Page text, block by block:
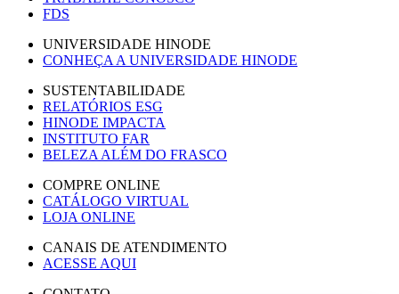
FDS
UNIVERSIDADE HINODE
CONHEÇA A UNIVERSIDADE HINODE
SUSTENTABILIDADE
RELATÓRIOS ESG
HINODE IMPACTA
INSTITUTO FAR
BELEZA ALÉM DO FRASCO
COMPRE ONLINE
CATÁLOGO VIRTUAL
LOJA ONLINE
CANAIS DE ATENDIMENTO
ACESSE AQUI